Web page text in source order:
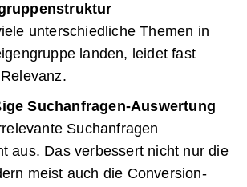
unterschiedliche Themen in
landen, leidet fast
Suchanfragen-Auswertung
Suchanfragen
aus. Das verbessert nicht nur die
meist auch die Conversion-